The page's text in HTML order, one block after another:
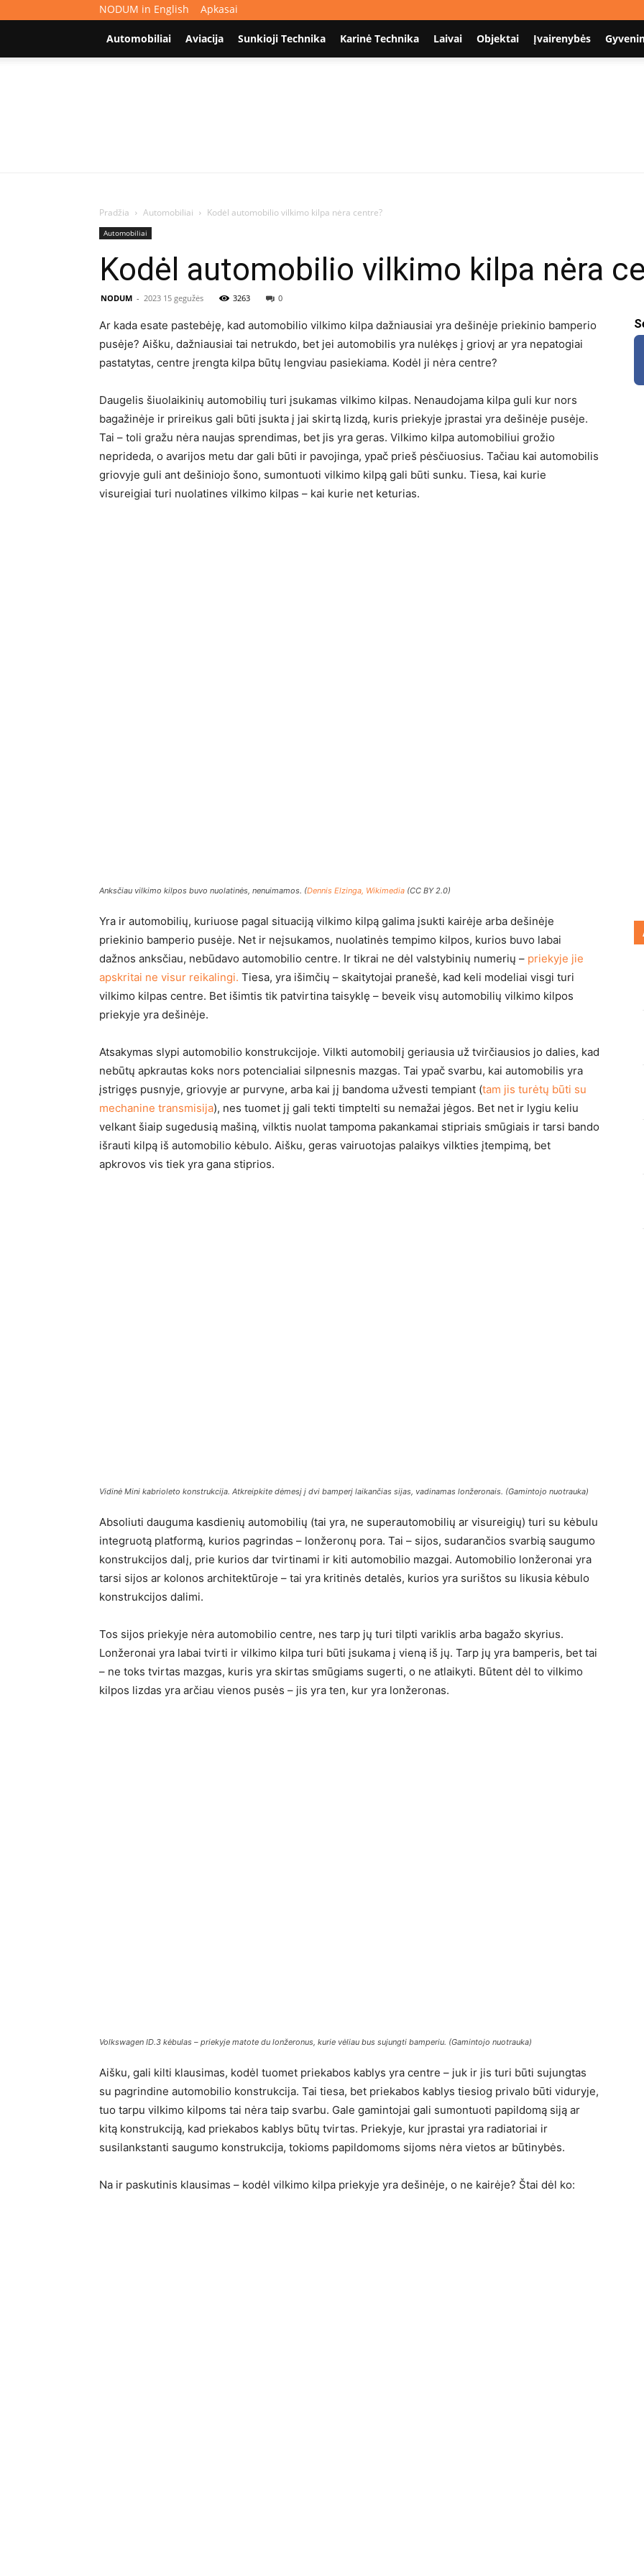
NODUM in English Apkasai
Automobiliai Aviacija Sunkioji Technika Karinė Technika Laivai Objektai Įvairenybės
Pradžia Automobiliai Kodėl automobilio vilkimo kilpa nėra centre?
Automobiliai
Kodėl automobilio vilkimo kilpa nėra
NODUM - 2023 15 gegužės 3263 0
Ar kada esate pastebėję, kad automobilio vilkimo kilpa dažniausiai yra dešinėje priekinio bamperio
pusėje? Aišku, dažniausiai tai netrukdo, bet jei automobilis yra nulėkęs į griovį ar yra nepatogiai
pastatytas, centre įrengta kilpa būtų lengviau pasiekiama. Kodėl ji nėra centre?
Daugelis šiuolaikinių automobilių turi įsukamas vilkimo kilpas. Nenaudojama kilpa guli kur nors
bagažinėje ir prireikus gali būti įsukta į jai skirtą lizdą, kuris priekyje įprastai yra dešinėje pusėje.
Tai – toli gražu nėra naujas sprendimas, bet jis yra geras. Vilkimo kilpa automobiliui grožio
neprideda, o avarijos metu dar gali būti ir pavojinga, ypač prieš pėsčiuosius. Tačiau kai automobilis
griovyje guli ant dešiniojo šono, sumontuoti vilkimo kilpą gali būti sunku. Tiesa, kai kurie
visureigiai turi nuolatines vilkimo kilpas – kai kurie net keturias.
Anksčiau vilkimo kilpos buvo nuolatinės, nenuimamos. (Dennis Elzinga, Wikimedia (CC BY 2.0)
Yra ir automobilių, kuriuose pagal situaciją vilkimo kilpą galima įsukti kairėje arba dešinėje
priekinio bamperio pusėje. Net ir neįsukamos, nuolatinės tempimo kilpos, kurios buvo labai
dažnos anksčiau, nebūdavo automobilio centre. Ir tikrai ne dėl valstybinių numerių – priekyje jie
apskritai ne visur reikalingi. Tiesa, yra išimčių – skaitytojai pranešė, kad keli modeliai visgi turi
vilkimo kilpas centre. Bet išimtis tik patvirtina taisyklę – beveik visų automobilių vilkimo kilpos
priekyje yra dešinėje.
Atsakymas slypi automobilio konstrukcijoje. Vilkti automobilį geriausia už tvirčiausios jo dalies, kad
nebūtų apkrautas koks nors potencialiai silpnesnis mazgas. Tai ypač svarbu, kai automobilis yra
įstrigęs pusnyje, griovyje ar purvyne, arba kai jį bandoma užvesti tempiant (tam jis turėtų būti su
mechanine transmisija), nes tuomet jį gali tekti timptelti su nemažai jėgos. Bet net ir lygiu keliu
velkant šiaip sugedusią mašiną, vilktis nuolat tampoma pakankamai stipriais smūgiais ir tarsi bando
išrauti kilpą iš automobilio kėbulo. Aišku, geras vairuotojas palaikys vilkties įtempimą, bet
apkrovos vis tiek yra gana stiprios.
Vidinė Mini kabrioleto konstrukcija. Atkreipkite dėmesį į dvi bamperį laikančias sijas, vadinamas lonžeronais. (Gamintojo nuotrauka)
Absoliuti dauguma kasdienių automobilių (tai yra, ne superautomobilių ar visureigių) turi su kėbulu
integruotą platformą, kurios pagrindas – lonžeronų pora. Tai – sijos, sudarančios svarbią saugumo
konstrukcijos dalį, prie kurios dar tvirtinami ir kiti automobilio mazgai. Automobilio lonžeronai yra
tarsi sijos ar kolonos architektūroje – tai yra kritinės detalės, kurios yra surištos su likusia kėbulo
konstrukcijos dalimi.
Tos sijos priekyje nėra automobilio centre, nes tarp jų turi tilpti variklis arba bagažo skyrius.
Lonžeronai yra labai tvirti ir vilkimo kilpa turi būti įsukama į vieną iš jų. Tarp jų yra bamperis, bet tai
– ne toks tvirtas mazgas, kuris yra skirtas smūgiams sugerti, o ne atlaikyti. Būtent dėl to vilkimo
kilpos lizdas yra arčiau vienos pusės – jis yra ten, kur yra lonžeronas.
Volkswagen ID.3 kėbulas – priekyje matote du lonžeronus, kurie vėliau bus sujungti bamperiu. (Gamintojo nuotrauka)
Aišku, gali kilti klausimas, kodėl tuomet priekabos kablys yra centre – juk ir jis turi būti sujungtas
su pagrindine automobilio konstrukcija. Tai tiesa, bet priekabos kablys tiesiog privalo būti viduryje,
tuo tarpu vilkimo kilpoms tai nėra taip svarbu. Gale gamintojai gali sumontuoti papildomą siją ar
kitą konstrukciją, kad priekabos kablys būtų tvirtas. Priekyje, kur įprastai yra radiatoriai ir
susilankstanti saugumo konstrukcija, tokioms papildomoms sijoms nėra vietos ar būtinybės.
Na ir paskutinis klausimas – kodėl vilkimo kilpa priekyje yra dešinėje, o ne kairėje? Štai dėl ko: